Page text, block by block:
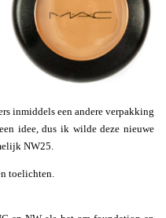
inmiddels een andere verpakking
idee, dus ik wilde deze nieuwe
NW25.
toelichten.